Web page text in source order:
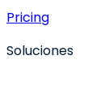
Pricing
Soluciones